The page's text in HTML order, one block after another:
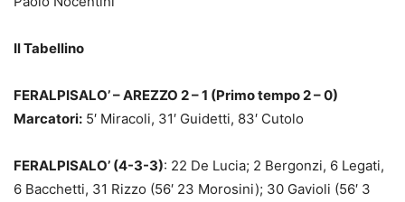
Il Tabellino
FERALPISALO’ – AREZZO 2 – 1 (Primo tempo 2 – 0)
Marcatori: 5′ Miracoli, 31′ Guidetti, 83′ Cutolo
FERALPISALO’ (4-3-3): 22 De Lucia; 2 Bergonzi, 6 Legati,
6 Bacchetti, 31 Rizzo (56′ 23 Morosini); 30 Gavioli (56′ 3